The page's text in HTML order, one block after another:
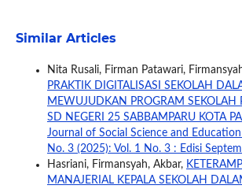
Similar Articles
Nita Rusali, Firman Patawari,
PRAKTIK DIGITALISASI SEKOLAH
MEWUJUDKAN PROGRAM SEKOLAH
SD NEGERI 25 SABBAMPARU KOTA
Journal of Social Science and Education
No. 3 (2025): Vol. 1 No. 3 : Edisi
Hasriani, Firmansyah, Akbar,
MANAJERIAL KEPALA SEKOLAH